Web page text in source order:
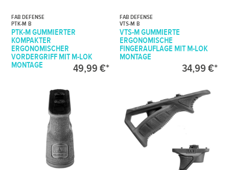
FAB DEFENSE
PTK-M B
PTK-M GUMMIERTER
KOMPAKTER
ERGONOMISCHER
VORDERGRIFF MIT M-LOK
MONTAGE
49,99 €*
FAB DEFENSE
VTS-M B
VTS-M GUMMIERTE
ERGONOMISCHE
FINGERAUFLAGE MIT M-LOK
MONTAGE
34,99 €*